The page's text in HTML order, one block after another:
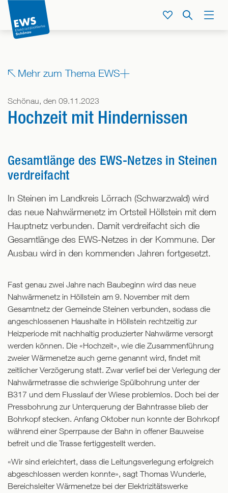
Direkt
zum
Inhalt
Menü
Suche
Service
Mehr zum Thema EWS
Zeige
dieser
ist
Schönau, den 09.11.2023
Hochzeit mit Hindernissen
Gesamtlänge des EWS-Netzes in Steinen
verdreifacht
In Steinen im Landkreis Lörrach (Schwarzwald) wird
das neue Nahwärmenetz im Ortsteil Höllstein mit dem
Hauptnetz verbunden. Damit verdreifacht sich die
Gesamtlänge des EWS-Netzes in der Kommune. Der
Ausbau wird in den kommenden Jahren fortgesetzt.
Fast genau zwei Jahre nach Baubeginn wird das neue
Nahwärmenetz in Höllstein am 9. November mit dem
Gesamtnetz der Gemeinde Steinen verbunden, sodass die
angeschlossenen Haushalte in Höllstein rechtzeitig zur
Heizperiode mit nachhaltig produzierter Nahwärme versorgt
werden können. Die «Hochzeit», wie die Zusammenführung
zweier Wärmenetze auch gerne genannt wird, findet mit
zeitlicher Verzögerung statt. Zwar verlief bei der Verlegung der
Nahwärmetrasse die schwierige Spülbohrung unter der
B317 und dem Flusslauf der Wiese problemlos. Doch bei der
Pressbohrung zur Unterquerung der Bahntrasse blieb der
Bohrkopf stecken. Anfang Oktober nun konnte der Bohrkopf
während einer Sperrpause der Bahn in offener Bauweise
befreit und die Trasse fertiggestellt werden.
«Wir sind erleichtert, dass die Leitungsverlegung erfolgreich
abgeschlossen werden konnte», sagt Thomas Wunderle,
Bereichsleiter Wärmenetze bei der Elektrizitätswerke